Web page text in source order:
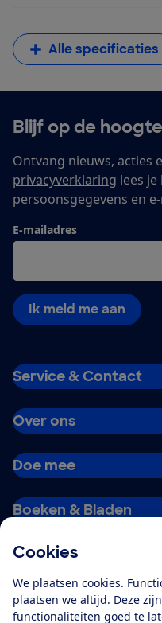
Cookies
We plaatsen cookies.
plaatsen we altijd. Deze
functionaliteiten goed te
Alle specificaties
Blijf op de hoogte
Ontvang nieuws, acties
privacyverklaring lees
persoonsgegevens en
E-mailadres
Ik meld me aan
Service & Contact
Over ons
Doe mee
Boeken & Bladen